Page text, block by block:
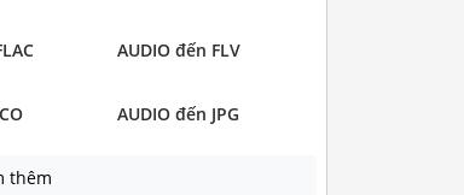
AUDIO đến FLV
AUDIO đến JPG
thêm